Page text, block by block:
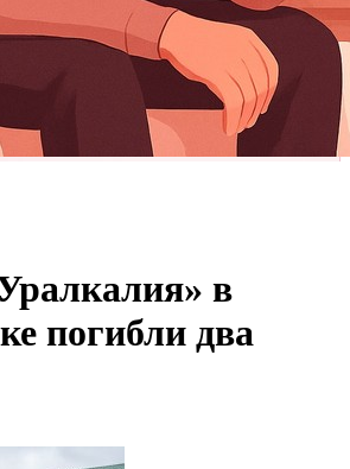
в
погибли два